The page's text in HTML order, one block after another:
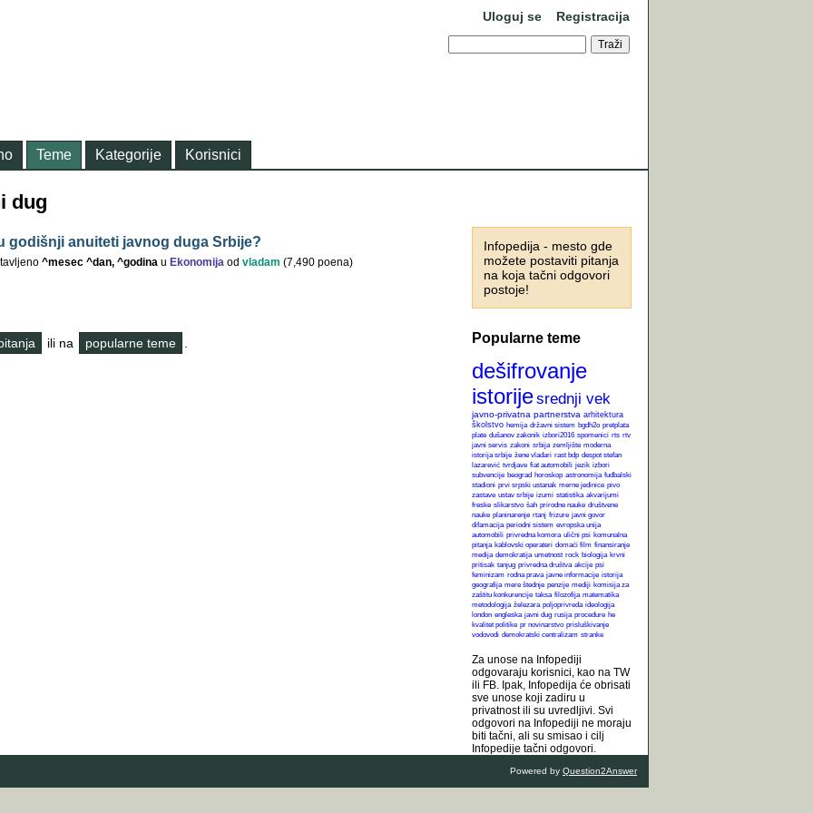
Uloguj se Registracija
Teme Kategorije Korisnici
Infopedija - mesto gde
možete postaviti pitanja
na koja tačni odgovori
postoje!
Popularne teme
dešifrovanje
istorijesrednji vek
javno-privatna partnerstva arhitektura
školstvo hemija državni sistem bgdh2o pretplata
plate dušanov zakonik izbori2016 spomenici rts rtv
javni servis zakoni srbija zemljište moderna
istorija srbije žene vladari rast bdp despot stefan
lazarević tvrdjave fiat automobili jezik izbori
subvencije beograd horoskop astronomija fudbalski
stadioni prvi srpski ustanak merne jedinice pivo
zastave ustav srbije izumi statistika akvarijumi
freske slikarstvo šah prirodne nauke društvene
nauke planinarenje rtanj frizure javni govor
difamacija periodni sistem evropska unija
automobili privredna komora ulični psi komunalna
pitanja kablovski operateri domaći film finansiranje
medija demokratija umetnost rock biologija krvni
pritisak tanjug privredna društva akcije psi
feminizam rodna prava javne informacije istorija
geografija mere štednje penzije mediji komisija za
zaštitu konkurencije taksa filozofija matematika
metodologija železara poljoprivreda ideologija
london engleska javni dug rusija procedure he
kvalitet politike pr novinarstvo prisluškivanje
vodovodi demokratski centralizam stranke
Za unose na Infopediji
odgovaraju korisnici, kao na TW
ili FB. Ipak, Infopedija će obrisati
sve unose koji zadiru u
privatnost ili su uvredljivi. Svi
odgovori na Infopediji ne moraju
biti tačni, ali su smisao i cilj
Infopedije tačni odgovori.
dug
godišnji anuiteti javnog duga Srbije?
^mesec ^dan, ^godina u Ekonomija od vladam (7,490 poena)
ili na popularne teme
Powered by Question2Answer